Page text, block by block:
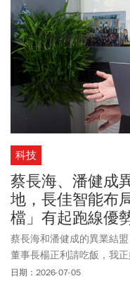
科技
蔡長海、潘健成
地，長佳智能布
檔」有起跑線優
蔡長海和潘健成的異業結
董事長楊正利請吃飯，我
坐賀士郡先生的車回家，
日期：2026-07-05